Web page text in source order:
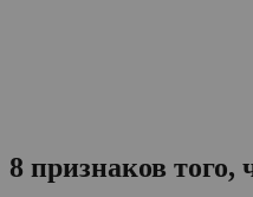
8 признаков